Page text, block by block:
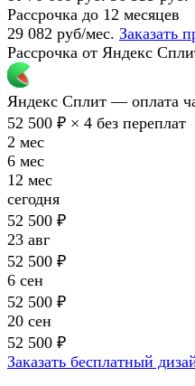
Рассрочка до 12 месяцев
29 082 руб/мес. Заказать
Рассрочка от Яндекс
Яндекс Сплит — оплата
52 500 ₽ × 4 без переплат
2 мес
6 мес
12 мес
сегодня
52 500 ₽
23 авг
52 500 ₽
6 сен
52 500 ₽
20 сен
52 500 ₽
Заказать бесплатный